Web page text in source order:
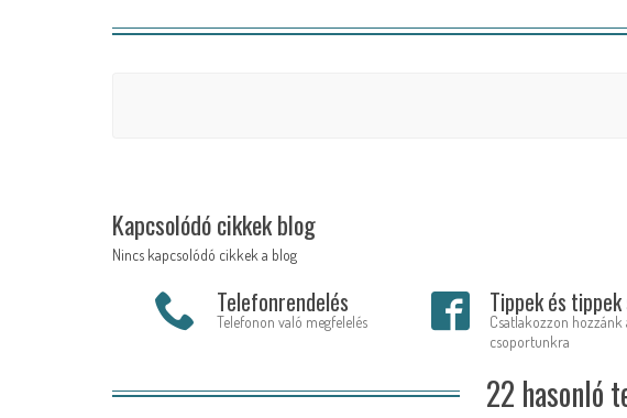
Kapcsolódó cikkek blog
Nincs kapcsolódó cikkek a blog
Telefonrendelés
Telefonon való megfelelés
Tippek és
Csatlakozzon hozzánk
csoportunkra
22 hasonló